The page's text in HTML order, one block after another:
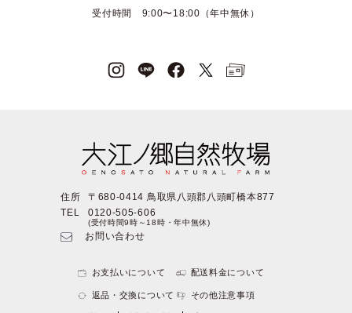
受付時間 9:00〜18:00（年中無休）
住所
〒680-0414 鳥取県八頭郡八頭町橋本877
TEL
0120-505-606
(受付時間9時～18時・年中無休)
お問い合わせ
お支払いについて 配送料金について
返品・交換について その他注意事項